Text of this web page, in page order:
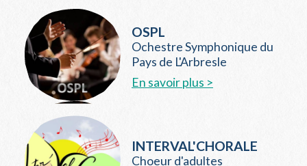
OSPL
Ochestre Symphonique du
Pays de L'Arbresle
En savoir plus >
INTERVAL'CHORALE
Choeur d'adultes